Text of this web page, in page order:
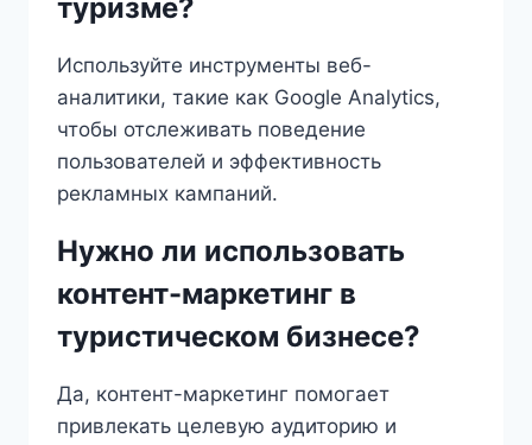
туризме?
Используйте инструменты веб-
аналитики, такие как Google Analytics,
чтобы отслеживать поведение
пользователей и эффективность
рекламных кампаний.
Нужно ли использовать
контент-маркетинг в
туристическом бизнесе?
Да, контент-маркетинг помогает
привлекать целевую аудиторию и